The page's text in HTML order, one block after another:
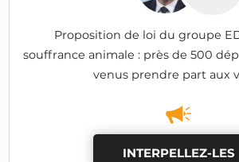
Proposition de loi du groupe
souffrance animale : près de 500
venus prendre part aux
INTERPELLEZ-LES